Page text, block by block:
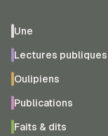
Une
Lectures publiques
Oulipiens
Publications
Faits & dits